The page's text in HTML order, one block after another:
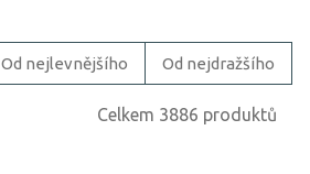
Od nejlevnějšího Od nejdražšího
Celkem 3886 produktů